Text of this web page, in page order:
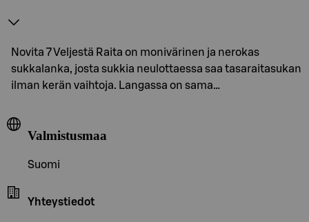
Novita 7 Veljestä Raita on monivärinen ja nerokas
sukkalanka, josta sukkia neulottaessa saa tasaraitasukan
ilman kerän vaihtoja. Langassa on sama…
Valmistusmaa
Suomi
Yhteystiedot